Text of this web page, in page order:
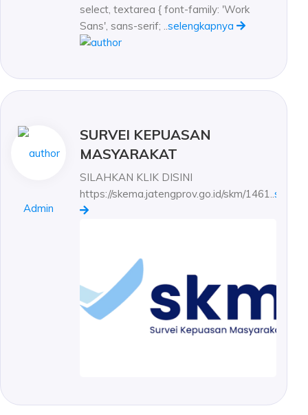
select, textarea { font-family: 'Work
Sans', sans-serif; ..selengkapnya
Admin
SURVEI KEPUASAN
MASYARAKAT
SILAHKAN KLIK DISINI
https://skema.jatengprov.go.id/skm/1461..